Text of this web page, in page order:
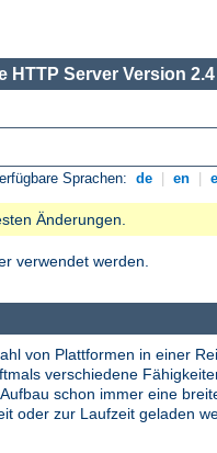
HTTP Server Version 2.4
Sprachen: de en
Änderungen.
verwendet werden.
von Plattformen in einer
verschiedene
schon immer eine
oder zur Laufzeit geladen